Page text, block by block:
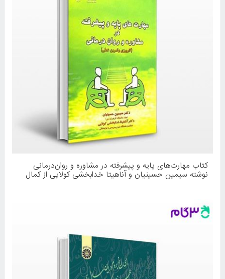
کتاب مهارت‌های پایه و پیشرفته در مشاوره و روان‌درمانی
نوشته سیمین حسینیان و آناهیتا خدابخشی کولایی از کمال